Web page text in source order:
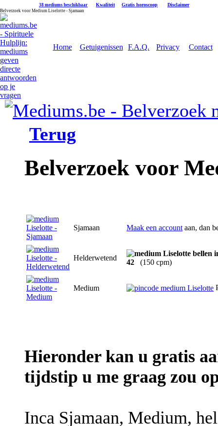
38 mediums beschikbaar Kwaliteit Gratis horoscoop Disclaimer
Belverzoek voor Medium Liselotte - Sjamaan
Home Getuigenissen F.A.Q. Privacy Contact
Terug
Belverzoek voor
Sjamaan Maak een account aan, dan
Helderwetend
42 (150 cpm)
Medium
Hieronder kan u gratis
tijdstip u me graag zou
Inca Sjamaan, Medium,